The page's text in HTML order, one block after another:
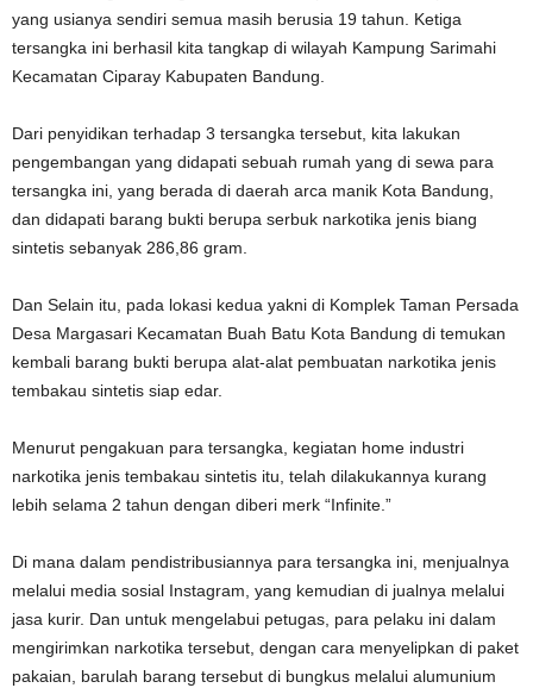
yang usianya sendiri semua masih berusia 19 tahun. Ketiga
tersangka ini berhasil kita tangkap di wilayah Kampung Sarimahi
Kecamatan Ciparay Kabupaten Bandung.
Dari penyidikan terhadap 3 tersangka tersebut, kita lakukan
pengembangan yang didapati sebuah rumah yang di sewa para
tersangka ini, yang berada di daerah arca manik Kota Bandung,
dan didapati barang bukti berupa serbuk narkotika jenis biang
sintetis sebanyak 286,86 gram.
Dan Selain itu, pada lokasi kedua yakni di Komplek Taman Persada
Desa Margasari Kecamatan Buah Batu Kota Bandung di temukan
kembali barang bukti berupa alat-alat pembuatan narkotika jenis
tembakau sintetis siap edar.
Menurut pengakuan para tersangka, kegiatan home industri
narkotika jenis tembakau sintetis itu, telah dilakukannya kurang
lebih selama 2 tahun dengan diberi merk “Infinite.”
Di mana dalam pendistribusiannya para tersangka ini, menjualnya
melalui media sosial Instagram, yang kemudian di jualnya melalui
jasa kurir. Dan untuk mengelabui petugas, para pelaku ini dalam
mengirimkan narkotika tersebut, dengan cara menyelipkan di paket
pakaian, barulah barang tersebut di bungkus melalui alumunium